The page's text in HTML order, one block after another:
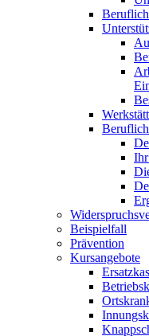
Beispielfall
Prävention
Kursangebote